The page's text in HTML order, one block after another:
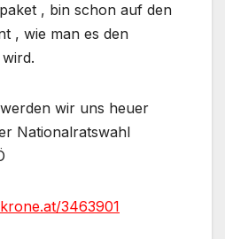
, bin schon auf den
, wie man es den
wir uns heuer
Nationalratswahl
3463901